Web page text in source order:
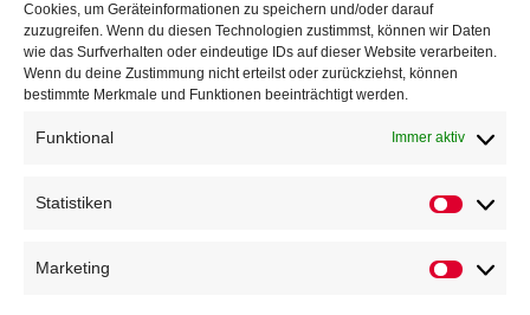
Cookies, um Geräteinformationen zu speichern und/oder darauf
zuzugreifen. Wenn du diesen Technologien zustimmst, können wir Daten
wie das Surfverhalten oder eindeutige IDs auf dieser Website verarbeiten.
Wenn du deine Zustimmung nicht erteilst oder zurückziehst, können
bestimmte Merkmale und Funktionen beeinträchtigt werden.
Funktional Immer aktiv
Statistiken
Marketing
Veranstaltungen
Höffner Run
Kindersportfest